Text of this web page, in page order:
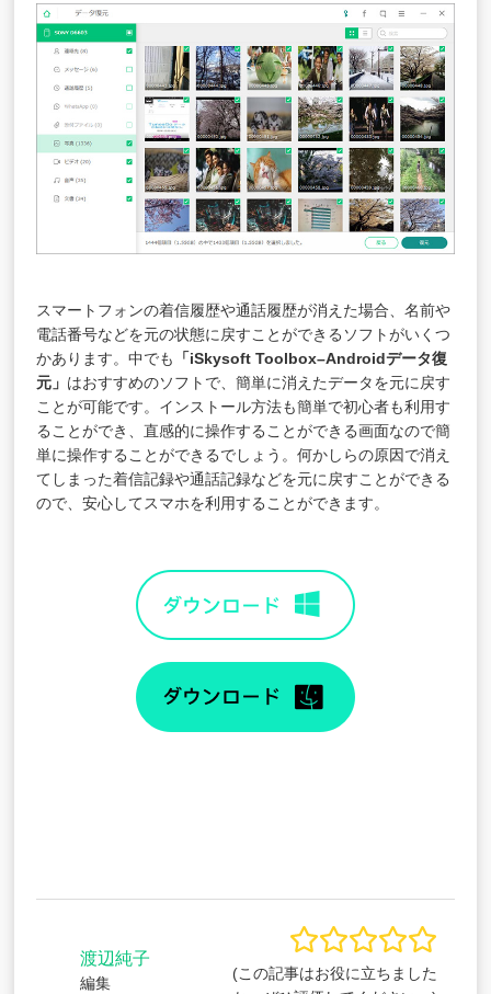
スマートフォンの着信履歴や通話履歴が消えた場合、名前や
電話番号などを元の状態に戻すことができるソフトがいくつ
かあります。中でも
「iSkysoft Toolbox–Androidデータ復
元」 はおすすめのソフトで、簡単に消えたデータを元に戻す
ことが可能です。インストール方法も簡単で初心者も利用す
ることができ、直感的に操作することができる画面なので簡
単に操作することができるでしょう。何かしらの原因で消え
てしまった着信記録や通話記録などを元に戻すことができる
ので、安心してスマホを利用することができます。
渡辺純子
編集
(この記事はお役に立ちました